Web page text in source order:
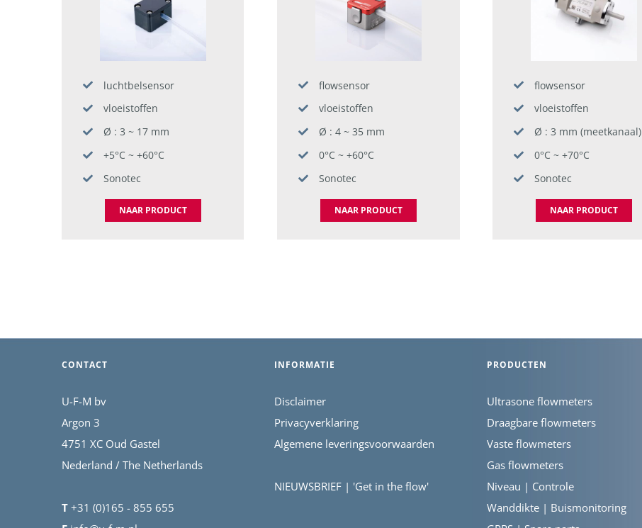
luchtbelsensor
vloeistoffen
Ø : 3 ~ 17 mm
+5°C ~ +60°C
Sonotec
NAAR PRODUCT
flowsensor
vloeistoffen
Ø : 4 ~ 35 mm
0°C ~ +60°C
Sonotec
NAAR PRODUCT
flowsensor
vloeistoffen
Ø : 3 mm (meetkanaal)
0°C ~ +70°C
Sonotec
NAAR PRODUCT
CONTACT
U-F-M bv
Argon 3
4751 XC Oud Gastel
Nederland / The Netherlands
T +31 (0)165 - 855 655
INFORMATIE
Disclaimer
Privacyverklaring
Algemene leveringsvoorwaarden
NIEUWSBRIEF | 'Get in the flow'
PRODUCTEN
Ultrasone flowmeters
Draagbare flowmeters
Vaste flowmeters
Gas flowmeters
Niveau | Controle
Wanddikte | Buismonitoring